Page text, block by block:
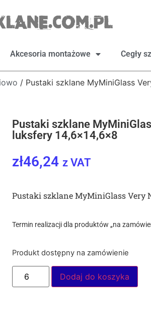
Akcesoria montażowe Cegły
/ Pustaki szklane MyMiniGlass
Pustaki szklane
luksfery 14,6×14,6×8
zł46,24 z VAT
Pustaki szklane MyMiniGlass Very
Termin realizacji dla produktów „na
Produkt dostępny na zamówienie
Dodaj do koszyka